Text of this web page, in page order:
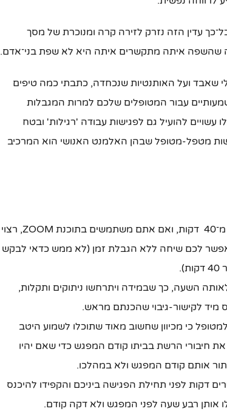
עדין הזה נזרק לזירה קרה ומנוכרת של מסך
איתה מתקשרים איתה היא לא שפת בני־אדם.
שאבד ועל האותנטיות שנכחדה, כתבתי כמה טיפים
עבור המטופלים שלכם למרות המגבלות
עשויים להועיל גם לפגישות עבודה 'רגילות' ובטח
מטפל-מטופל שבהן האלמנט האנושי הוא המרכיב
אם הפגישה שלכם אמורה להיערך יותר מ־40 דקות, ואם אתם משתמשים בתוכנת ZOOM, רצוי
לכם שיחה ללא הגבלת זמן (לא ממש כדאי לבקש
השעה, כך שבמידה ויתרחשו ניתוקים ותקלות,
לקישור-גיבוי שהכנתם מראש.
כי מכיוון שחשוב מאוד שתוכלו לשמוע היטב
חיבורי הרשת בביתו קודם המפגש כדי שאם יהיו
אותם קודם המפגש ולא במהלכו.
לפני תחילת הפגישה ביניכם והקפידו להיכנס
אותן רבע שעה לפני המפגש ולא דקה קודם.